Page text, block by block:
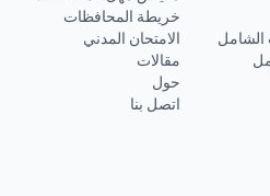
الشامل
خريطة المحافظات
الامتحان المدني
مقالات
حول
اتصل بنا